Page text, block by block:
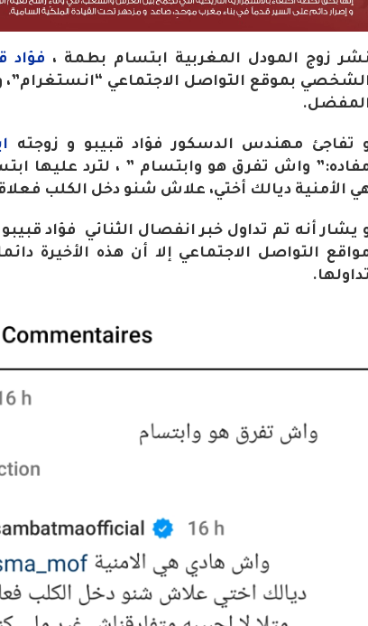
زوج المودل المغربية ابتسام بطمة ، فؤاد
بموقع التواصل الاجتماعي
تفاجئ مهندس الدسكور فؤاد قبيبو و زوجته
واش تفرق هو وابتسام ” ، لترد عليها
الأمنية ديالك أختي، علاش شنو دخل الكلب
يشار أنه تم تداول خبر انفصال الثنائي فؤاد
التواصل الاجتماعي إلا أن هذه الأخيرة
تداولها.